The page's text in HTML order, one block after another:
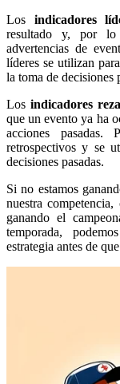
Los indicadores
resultado y, por lo
advertencias de
líderes se utilizan
la toma de decisiones
Los indicadores
que un evento ya ha
acciones pasadas.
retrospectivos y se
decisiones pasadas.
Si no estamos
nuestra
ganando el
temporada,
estrategia antes de